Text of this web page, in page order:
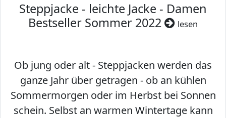
Steppjacke - leichte Jacke - Damen
Bestseller Sommer 2022
lesen
Ob jung oder alt - Steppjacken werden das
ganze Jahr über getragen - ob an kühlen
Sommermorgen oder im Herbst bei Sonnen
schein. Selbst an warmen Wintertage kann